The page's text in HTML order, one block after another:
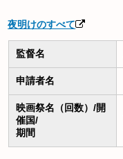
夜明けのすべて
監督名
申請者名
映画祭名（回数）/開
催国/
期間